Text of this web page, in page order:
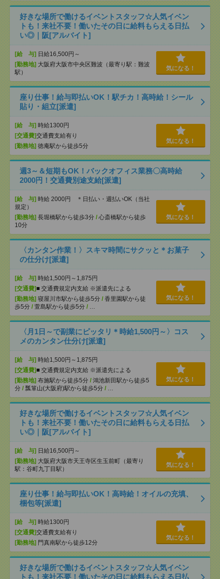
好きな場所で働けるイベントスタッフ☆人気イベン
トも！来社不要！働いたその日に給料もらえる日払
い◎｜阪[アルバイト]
[給 与] 日給16,500円～
[勤務地] 大阪府大阪市中央区難波（最寄り駅：難波
駅）
気になる！
座り仕事！給与即払いOK！駅チカ！高時給！シール
貼り・組立[派遣]
[給 与] 時給1300円
[交通費]交通費支給有り
[勤務地] 徳庵駅から徒歩5分
気になる！
週3～＆短期もOK！バックオフィス業務〇高時給
2000円！交通費別途支給[派遣]
[給 与] 時給 2000円 ＊日払い・週払いOK（当社
規定）
[勤務地] 長堀橋駅から徒歩3分 / 心斎橋駅から徒歩
10分
気になる！
〈カンタン作業！〉スキマ時間にサクッと＊お菓子
の仕分け[派遣]
[給 与] 時給1,500円～1,875円
[交通費]■ 交通費規定内支給 ※派遣先による
[勤務地] 寝屋川市駅から徒歩5分 / 香里園駅から徒
歩5分 / 萱島駅から徒歩5分 / …
気になる！
〈月1日～で副業にピッタリ＊時給1,500円～〉コス
メのカンタン仕分け[派遣]
[給 与] 時給1,500円～1,875円
[交通費]■ 交通費規定内支給 ※派遣先による
[勤務地] 布施駅から徒歩5分 / 鴻池新田駅から徒歩5
分 / 瓢箪山(大阪府)駅から徒歩5分 / …
気になる！
好きな場所で働けるイベントスタッフ☆人気イベン
トも！来社不要！働いたその日に給料もらえる日払
い◎｜阪[アルバイト]
[給 与] 日給16,500円～
[勤務地] 大阪府大阪市天王寺区生玉前町（最寄り
駅：谷町九丁目駅）
気になる！
座り仕事！給与即払いOK！高時給！オイルの充填、
梱包等[派遣]
[給 与] 時給1300円
[交通費]交通費支給有り
[勤務地] 門真南駅から徒歩12分
気になる！
好きな場所で働けるイベントスタッフ☆人気イベン
トも！来社不要！働いたその日に給料もらえる日払